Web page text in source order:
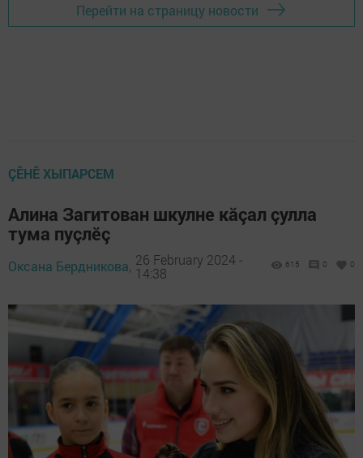
Перейти на страницу новости
ÇӖНӖ ХЫПАРСЕМ
Алина Загитован шкулне кăçал çулла
тума пуçлӗç
Оксана Бердникова, 26 February 2024 -
14:38
615 0 0